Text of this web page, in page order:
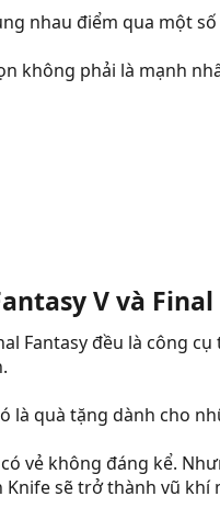
nhau điểm qua một
không phải là mạnh
V và
Fantasy đều là công
là quà tặng dành cho
vẻ không đáng kể.
sẽ trở thành vũ khí